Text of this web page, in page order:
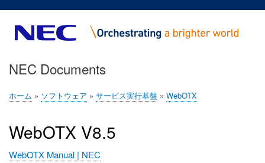
イ
ン
NEC Documents
パ
く
ホーム ソフトウェア サービス実行基盤 WebOTX
WebOTX V8.5
WebOTX Manual | NEC